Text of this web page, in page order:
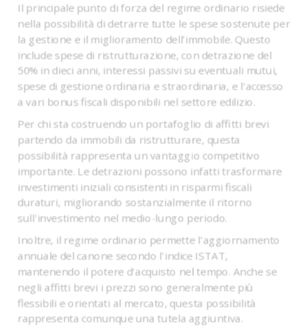
Il principale punto di forza del regime ordinario risiede
nella possibilità di detrarre tutte le spese sostenute per
la gestione e il miglioramento dell'immobile. Questo
include spese di ristrutturazione, con detrazione del
50% in dieci anni, interessi passivi su eventuali mutui,
spese di gestione ordinaria e straordinaria, e l'accesso
a vari bonus fiscali disponibili nel settore edilizio.
Per chi sta costruendo un portafoglio di affitti brevi
partendo da immobili da ristrutturare, questa
possibilità rappresenta un vantaggio competitivo
importante. Le detrazioni possono infatti trasformare
investimenti iniziali consistenti in risparmi fiscali
duraturi, migliorando sostanzialmente il ritorno
sull'investimento nel medio-lungo periodo.
Inoltre, il regime ordinario permette l'aggiornamento
annuale del canone secondo l'indice ISTAT,
mantenendo il potere d'acquisto nel tempo. Anche se
negli affitti brevi i prezzi sono generalmente più
flessibili e orientati al mercato, questa possibilità
rappresenta comunque una tutela aggiuntiva.